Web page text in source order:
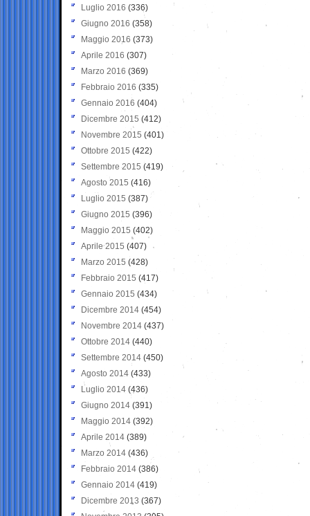
Luglio 2016 (336)
Giugno 2016 (358)
Maggio 2016 (373)
Aprile 2016 (307)
Marzo 2016 (369)
Febbraio 2016 (335)
Gennaio 2016 (404)
Dicembre 2015 (412)
Novembre 2015 (401)
Ottobre 2015 (422)
Settembre 2015 (419)
Agosto 2015 (416)
Luglio 2015 (387)
Giugno 2015 (396)
Maggio 2015 (402)
Aprile 2015 (407)
Marzo 2015 (428)
Febbraio 2015 (417)
Gennaio 2015 (434)
Dicembre 2014 (454)
Novembre 2014 (437)
Ottobre 2014 (440)
Settembre 2014 (450)
Agosto 2014 (433)
Luglio 2014 (436)
Giugno 2014 (391)
Maggio 2014 (392)
Aprile 2014 (389)
Marzo 2014 (436)
Febbraio 2014 (386)
Gennaio 2014 (419)
Dicembre 2013 (367)